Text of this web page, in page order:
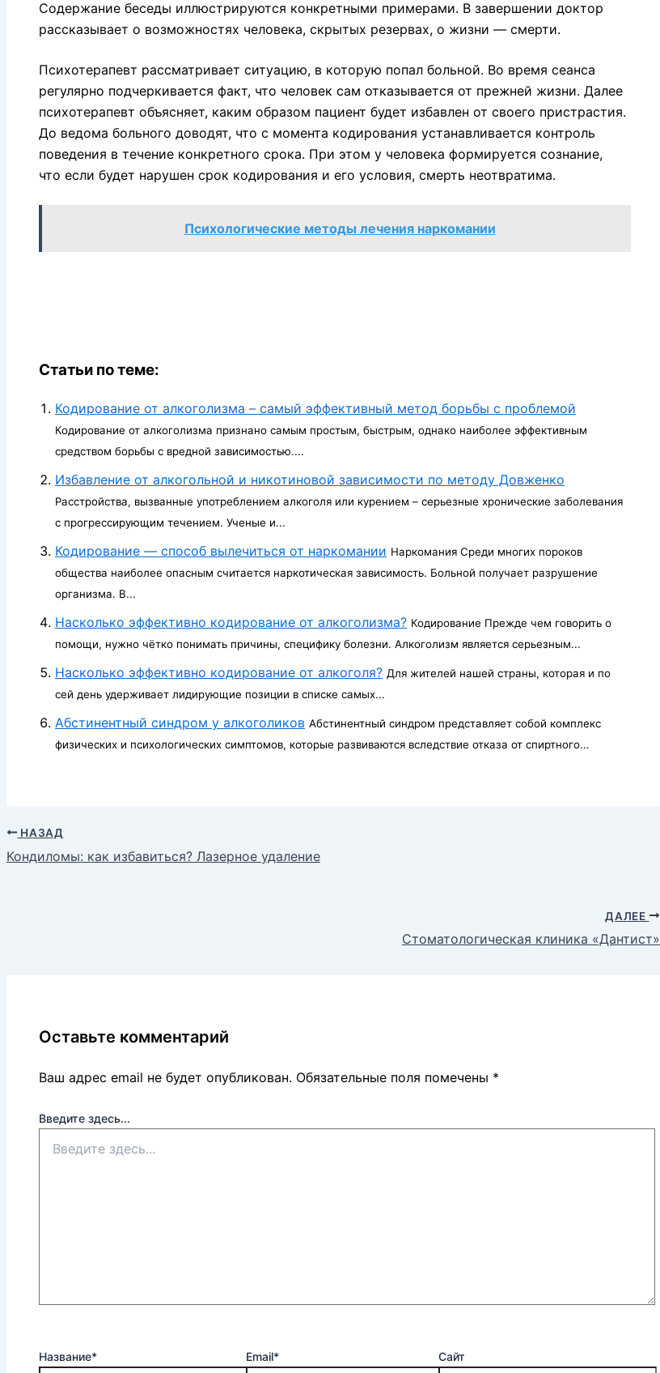
Содержание беседы иллюстрируются конкретными примерами. В завершении доктор
рассказывает о возможностях человека, скрытых резервах, о жизни — смерти.
Психотерапевт рассматривает ситуацию, в которую попал больной. Во время сеанса
регулярно подчеркивается факт, что человек сам отказывается от прежней жизни. Далее
психотерапевт объясняет, каким образом пациент будет избавлен от своего пристрастия.
До ведома больного доводят, что с момента кодирования устанавливается контроль
поведения в течение конкретного срока. При этом у человека формируется сознание,
что если будет нарушен срок кодирования и его условия, смерть неотвратима.
Психологические методы лечения наркомании
Статьи по теме:
Кодирование от алкоголизма – самый эффективный метод борьбы с проблемой
Кодирование от алкоголизма признано самым простым, быстрым, однако наиболее эффективным
средством борьбы с вредной зависимостью....
Избавление от алкогольной и никотиновой зависимости по методу Довженко
Расстройства, вызванные употреблением алкоголя или курением – серьезные хронические заболевания
с прогрессирующим течением. Ученые и...
Кодирование — способ вылечиться от наркомании Наркомания Среди многих пороков
общества наиболее опасным считается наркотическая зависимость. Больной получает разрушение
организма. В...
Насколько эффективно кодирование от алкоголизма? Кодирование Прежде чем говорить о
помощи, нужно чётко понимать причины, специфику болезни. Алкоголизм является серьезным...
Насколько эффективно кодирование от алкоголя? Для жителей нашей страны, которая и по
сей день удерживает лидирующие позиции в списке самых...
Абстинентный синдром у алкоголиков Абстинентный синдром представляет собой комплекс
физических и психологических симптомов, которые развиваются вследствие отказа от спиртного...
НАЗАД
Кондиломы: как избавиться? Лазерное удаление
ДАЛЕЕ
Стоматологическая клиника «Дантист»
Оставьте комментарий
Ваш адрес email не будет опубликован. Обязательные поля помечены *
Введите здесь...
Название* Email* Сайт